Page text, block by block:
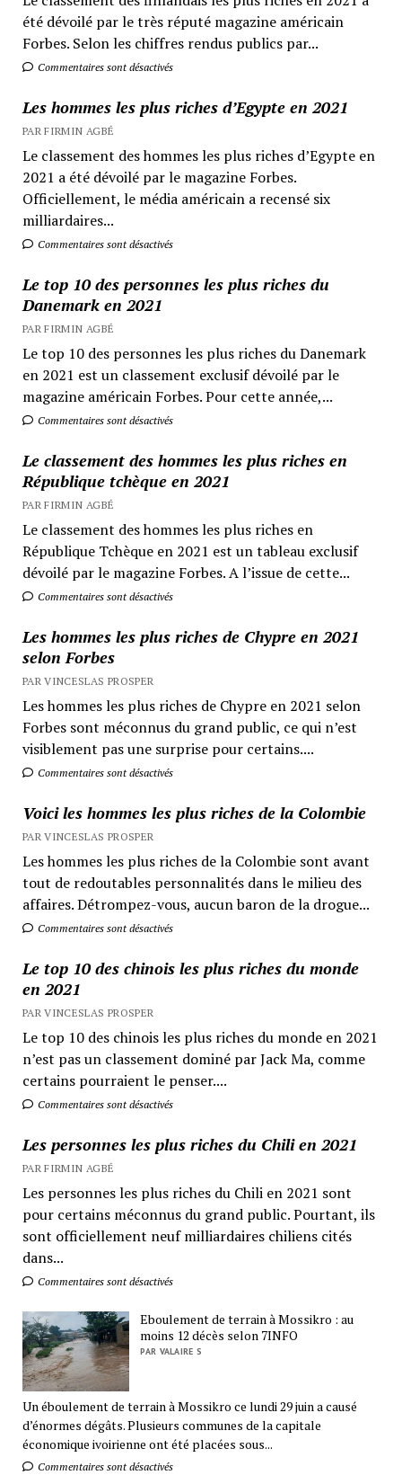
été dévoilé par le très réputé magazine américain
Forbes. Selon les chiffres rendus publics par...
Commentaires sont désactivés
Les hommes les plus riches d’Egypte en 2021
PAR FIRMIN AGBÉ
Le classement des hommes les plus riches d’Egypte en
2021 a été dévoilé par le magazine Forbes.
Officiellement, le média américain a recensé six
milliardaires...
Commentaires sont désactivés
Le top 10 des personnes les plus riches du
Danemark en 2021
PAR FIRMIN AGBÉ
Le top 10 des personnes les plus riches du Danemark
en 2021 est un classement exclusif dévoilé par le
magazine américain Forbes. Pour cette année,...
Commentaires sont désactivés
Le classement des hommes les plus riches en
République tchèque en 2021
PAR FIRMIN AGBÉ
Le classement des hommes les plus riches en
République Tchèque en 2021 est un tableau exclusif
dévoilé par le magazine Forbes. A l’issue de cette...
Commentaires sont désactivés
Les hommes les plus riches de Chypre en 2021
selon Forbes
PAR VINCESLAS PROSPER
Les hommes les plus riches de Chypre en 2021 selon
Forbes sont méconnus du grand public, ce qui n’est
visiblement pas une surprise pour certains....
Commentaires sont désactivés
Voici les hommes les plus riches de la Colombie
PAR VINCESLAS PROSPER
Les hommes les plus riches de la Colombie sont avant
tout de redoutables personnalités dans le milieu des
affaires. Détrompez-vous, aucun baron de la drogue...
Commentaires sont désactivés
Le top 10 des chinois les plus riches du monde
en 2021
PAR VINCESLAS PROSPER
Le top 10 des chinois les plus riches du monde en 2021
n’est pas un classement dominé par Jack Ma, comme
certains pourraient le penser....
Commentaires sont désactivés
Les personnes les plus riches du Chili en 2021
PAR FIRMIN AGBÉ
Les personnes les plus riches du Chili en 2021 sont
pour certains méconnus du grand public. Pourtant, ils
sont officiellement neuf milliardaires chiliens cités
dans...
Commentaires sont désactivés
Eboulement de terrain à Mossikro : au
moins 12 décès selon 7INFO
PAR VALAIRE S
Un éboulement de terrain à Mossikro ce lundi 29 juin a causé
d’énormes dégâts. Plusieurs communes de la capitale
économique ivoirienne ont été placées sous...
Commentaires sont désactivés